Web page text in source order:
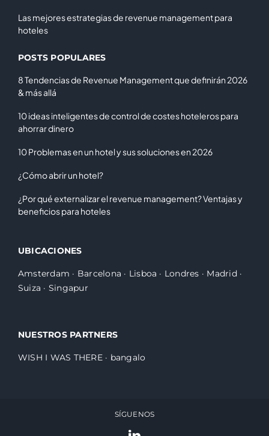
Las mejores estrategias de revenue management para
hoteles
POSTS POPULARES
8 Tendencias de Revenue Management que definirán 2026
& más allá
10 ideas inteligentes de control de costes hoteleros para
ahorrar dinero
10 Problemas en un hotel y sus soluciones en 2026
¿Cómo abrir un hotel?
¿Por qué externalizar el revenue management? Ventajas y
beneficios para hoteles
UBICACIONES
Amsterdam · Barcelona · Lisboa · Londres · Madrid·
Suiza · Singapur
NUESTROS PARTNERS
WISH I WAS THERE· bangalo
SÍGUENOS